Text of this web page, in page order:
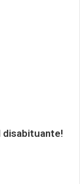
disabituante!